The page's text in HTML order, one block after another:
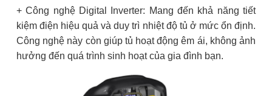
+ Công nghệ Digital Inverter: Mang đến khả năng tiết
kiệm điện hiệu quả và duy trì nhiệt độ tủ ở mức ổn định.
Công nghệ này còn giúp tủ hoạt động êm ái, không ảnh
hưởng đến quá trình sinh hoạt của gia đình bạn.